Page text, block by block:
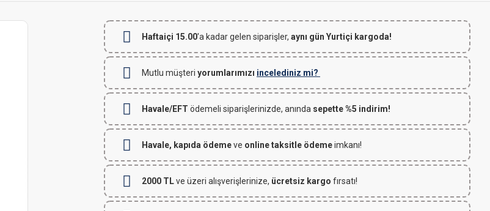
Haftaiçi 15.00'a kadar gelen siparişler, aynı gün Yurtiçi kargoda!
Mutlu müşteri yorumlarımızı incelediniz mi?
Havale/EFT ödemeli siparişlerinizde, anında sepette %5 indirim!
Havale, kapıda ödemeve online taksitle ödemeimkanı!
2000 TLve üzeri alışverişlerinize, ücretsiz kargo fırsatı!